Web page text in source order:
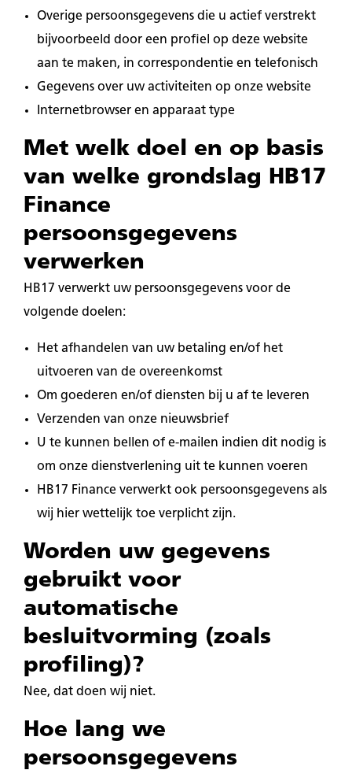
Overige persoonsgegevens die u actief verstrekt
bijvoorbeeld door een profiel op deze website
aan te maken, in correspondentie en telefonisch
Gegevens over uw activiteiten op onze website
Internetbrowser en apparaat type
Met welk doel en op basis
van welke grondslag HB17
Finance
persoonsgegevens
verwerken
HB17 verwerkt uw persoonsgegevens voor de
volgende doelen:
Het afhandelen van uw betaling en/of het
uitvoeren van de overeenkomst
Om goederen en/of diensten bij u af te leveren
Verzenden van onze nieuwsbrief
U te kunnen bellen of e-mailen indien dit nodig is
om onze dienstverlening uit te kunnen voeren
HB17 Finance verwerkt ook persoonsgegevens als
wij hier wettelijk toe verplicht zijn.
Worden uw gegevens
gebruikt voor
automatische
besluitvorming (zoals
profiling)?
Nee, dat doen wij niet.
Hoe lang we
persoonsgegevens